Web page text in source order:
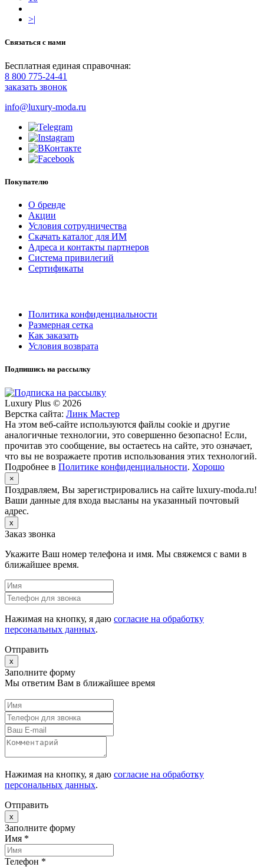
>|
Связаться с нами
Бесплатная единая справочная:
8 800 775-24-41
заказать звонок
info@luxury-moda.ru
Покупателю
О бренде
Акции
Условия сотрудничества
Скачать каталог для ИМ
Адреса и контакты партнеров
Система привилегий
Сертификаты
Политика конфиденциальности
Размерная сетка
Как заказать
Условия возврата
Подпишись на рассылку
Luxury Plus © 2026
Верстка сайта: Линк Мастер
На этом веб-сайте используются файлы cookie и другие
аналогичные технологии, это совершенно безопасно! Если,
прочитав это сообщение, вы остаетесь на сайте, это означает,
что вы не возражаете против использования этих технологий.
Подробнее в Политике конфиденциальности. Хорошо
×
Поздравляем, Вы зарегистрировались на сайте luxury-moda.ru!
Ваши данные для входа высланы на указанный почтовый
адрес.
x
Заказ звонка
Укажите Ваш номер телефона и имя. Мы свяжемся с вами в
ближайшее время.
Нажимая на кнопку, я даю согласие на обработку
персональных данных.
Отправить
x
Заполните форму
Мы ответим Вам в ближайшее время
Нажимая на кнопку, я даю согласие на обработку
персональных данных.
Отправить
x
Заполните форму
Имя *
Телефон *